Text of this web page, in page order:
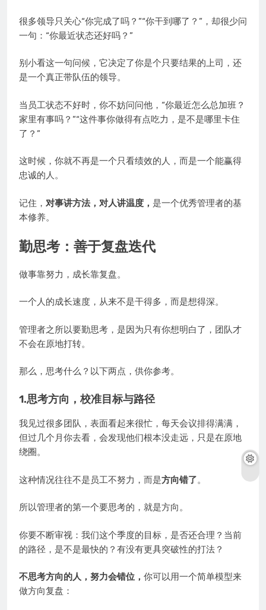
很多领导只关心“你完成了吗？”“你干到哪了？”，却很少问
一句：“你最近状态还好吗？”
别小看这一句问候，它决定了你是个只要结果的上司，还
是一个真正带队伍的领导。
当员工状态不好时，你不妨问问他，“你最近怎么总加班？
家里有事吗？”“这件事你做得有点吃力，是不是哪里卡住
了？”
这时候，你就不再是一个只看绩效的人，而是一个能赢得
忠诚的人。
记住， 对事讲方法，对人讲温度， 是一个优秀管理者的基
本修养。
勤思考：善于复盘迭代
做事靠努力，成长靠复盘。
一个人的成长速度，从来不是干得多，而是想得深。
管理者之所以要勤思考，是因为只有你想明白了，团队才
不会在原地打转。
那么，思考什么？以下两点，供你参考。
1.思考方向，校准目标与路径
我见过很多团队，表面看起来很忙，每天会议排得满满，
但过几个月你去看，会发现他们根本没走远，只是在原地
绕圈。
这种情况往往不是员工不努力，而是方向错了。
所以管理者的第一个要思考的，就是方向。
你要不断审视：我们这个季度的目标，是否还合理？当前
的路径，是不是最快的？有没有更具突破性的打法？
不思考方向的人，努力会错位， 你可以用一个简单模型来
做方向复盘：